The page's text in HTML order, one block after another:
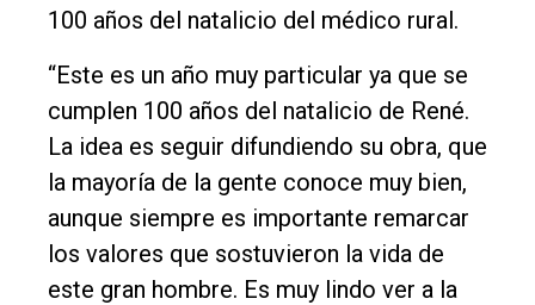
Edición
Nosotros
Contacto
100 años del natalicio del médico rural.
“Este es un año muy particular ya que se
cumplen 100 años del natalicio de René.
La idea es seguir difundiendo su obra, que
la mayoría de la gente conoce muy bien,
aunque siempre es importante remarcar
los valores que sostuvieron la vida de
este gran hombre. Es muy lindo ver a la